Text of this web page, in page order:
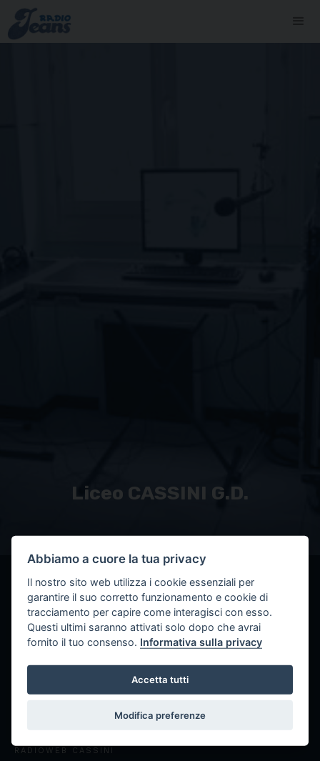
Liceo CASSINI G.D.
< Torna alle TWR
FOTOGALLERY (16)
RADIOWEB CASSINI
Abbiamo a cuore la tua privacy
Il nostro sito web utilizza i cookie essenziali per
garantire il suo corretto funzionamento e cookie di
tracciamento per capire come interagisci con esso.
Questi ultimi saranno attivati solo dopo che avrai
fornito il tuo consenso. Informativa sulla privacy
Accetta tutti
Modifica preferenze